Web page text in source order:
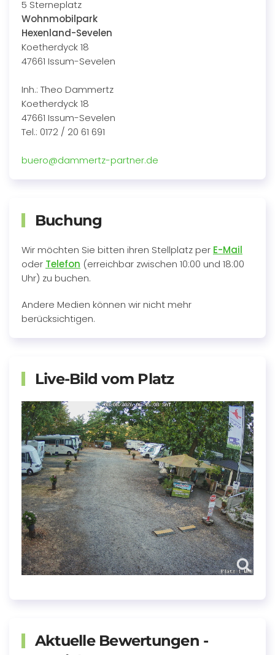
5 Sterneplatz
Wohnmobilpark
Hexenland-Sevelen
Koetherdyck 18
47661 Issum-Sevelen
Inh.: Theo Dammertz
Koetherdyck 18
47661 Issum-Sevelen
Tel.: 0172 / 20 61 691
buero@dammertz-partner.de
Buchung
Wir möchten Sie bitten ihren Stellplatz per E-Mail
oder Telefon (erreichbar zwischen 10:00 und 18:00
Uhr) zu buchen.
Andere Medien können wir nicht mehr
berücksichtigen.
Live-Bild vom Platz
Aktuelle Bewertungen -